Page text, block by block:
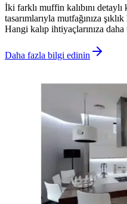
İki farklı muffin kalıbını
tasarımlarıyla mutfağınıza
Hangi kalıp ihtiyaçlarınıza
Daha fazla bilgi edinin